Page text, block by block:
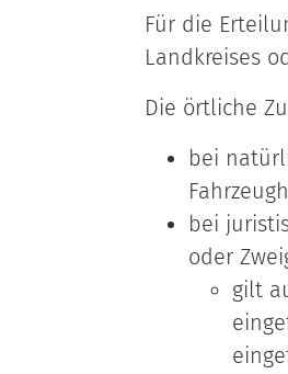
Für die
Landkreises
Die örtliche
bei
bei
oder
gilt